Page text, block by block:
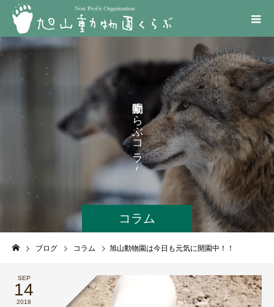
コラム
く
ら
ぶ
コ
ラ
ム
ブログ コラム 旭山動物園は今日も元気に開園中！！
SEP
14
2018